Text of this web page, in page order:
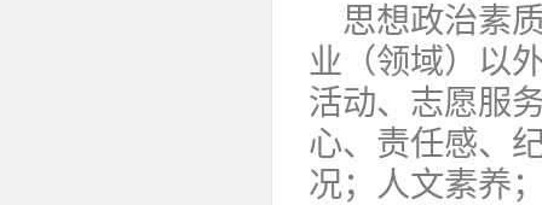
思想政治素
业（领域）以
活动、志愿服
心、责任感、
况；人文素养